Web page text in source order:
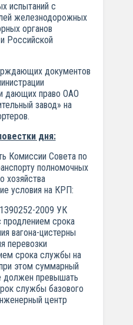
испытаний с
железнодорожных
органов
Российской
документов
дающих право ОАО
завод» на
дня:
Совета по
полномочных
хозяйства
условия на КРП:
2009 УК
продлением срока
вагона-цистерны
перевозки
срока службы на
этом суммарный
должен превышать
службы базового
центр